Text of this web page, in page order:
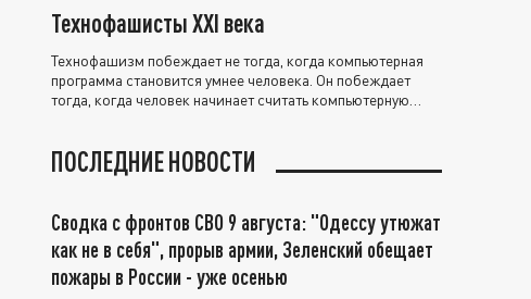
Технофашисты XXI века
Технофашизм побеждает не тогда, когда компьютерная
программа становится умнее человека. Он побеждает
тогда, когда человек начинает считать компьютерную
ПОСЛЕДНИЕ НОВОСТИ
Сводка с фронтов СВО 9 августа: "Одессу утюжат
как не в себя", прорыв армии, Зеленский обещает
пожары в России - уже осенью